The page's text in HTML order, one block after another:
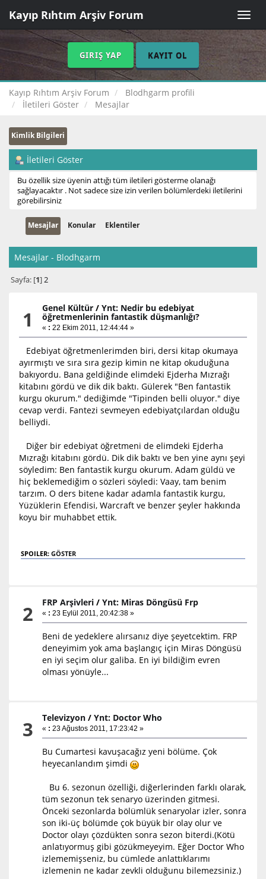
Toggle
Kayıp Rıhtım Arşiv Forum
GIRIŞ YAP KAYIT OL
Kayıp Rıhtım Arşiv Forum
Blodhgarm profili
İletileri Göster
Mesajlar
Kimlik Bilgileri
İletileri Göster
Bu özellik size üyenin attığı tüm iletileri gösterme olanağı
sağlayacaktır . Not sadece size izin verilen bölümlerdeki iletilerini
görebilirsiniz
Mesajlar Konular Eklentiler
Mesajlar - Blodhgarm
Sayfa: [1]2
1 Genel Kültür /Ynt: Nedir bu edebiyat
öğretmenlerinin fantastik düşmanlığı?
« : 22 Ekim 2011, 12:44:44 »
Edebiyat öğretmenlerimden biri, dersi kitap okumaya
ayırmıştı ve sıra sıra gezip kimin ne kitap okuduğuna
bakıyordu. Bana geldiğinde elimdeki Ejderha Mızrağı
kitabını gördü ve dik dik baktı. Gülerek "Ben fantastik
kurgu okurum." dediğimde "Tipinden belli oluyor." diye
cevap verdi. Fantezi sevmeyen edebiyatçılardan olduğu
belliydi.
Diğer bir edebiyat öğretmeni de elimdeki Ejderha
Mızrağı kitabını gördü. Dik dik baktı ve ben yine aynı şeyi
söyledim: Ben fantastik kurgu okurum. Adam güldü ve
hiç beklemediğim o sözleri söyledi: Vaay, tam benim
tarzım. O ders bitene kadar adamla fantastik kurgu,
Yüzüklerin Efendisi, Warcraft ve benzer şeyler hakkında
koyu bir muhabbet ettik.
SPOILER: GÖSTER
2 FRP Arşivleri /Ynt: Miras Döngüsü Frp
« : 23 Eylül 2011, 20:42:38 »
Beni de yedeklere alırsanız diye şeyetcektim. FRP
deneyimim yok ama başlangıç için Miras Döngüsü
en iyi seçim olur galiba. En iyi bildiğim evren
olması yönüyle...
3 Televizyon /Ynt: Doctor Who
« : 23 Ağustos 2011, 17:23:42 »
Bu Cumartesi kavuşacağız yeni bölüme. Çok
heyecanlandım şimdi
Bu 6. sezonun özelliği, diğerlerinden farklı olarak,
tüm sezonun tek senaryo üzerinden gitmesi.
Önceki sezonlarda bölümlük senaryolar izler, sonra
son iki-üç bölümde çok büyük bir olay olur ve
Doctor olayı çözdükten sonra sezon biterdi.(Kötü
anlatıyormuş gibi gözükmeyeyim. Eğer Doctor Who
izlememişseniz, bu cümlede anlattıklarımı
izlemenin ne kadar zevkli olduğunu bilemezsiniz.)